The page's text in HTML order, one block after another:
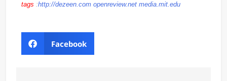
tags :http://dezeen.com openreview.net media.mit.edu
Facebook